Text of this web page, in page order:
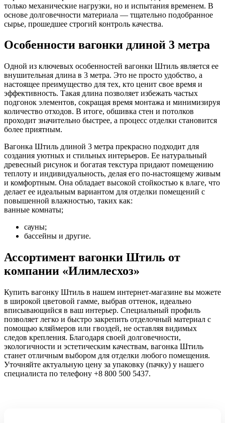
только механические нагрузки, но и испытания временем. В
основе долговечности материала — тщательно подобранное
сырье, прошедшее строгий контроль качества.
Особенности вагонки длиной 3 метра
Одной из ключевых особенностей вагонки Штиль является ее
внушительная длина в 3 метра. Это не просто удобство, а
настоящее преимущество для тех, кто ценит свое время и
эффективность. Такая длина позволяет избежать частых
подгонок элементов, сокращая время монтажа и минимизируя
количество отходов. В итоге, обшивка стен и потолков
проходит значительно быстрее, а процесс отделки становится
более приятным.
Вагонка Штиль длиной 3 метра прекрасно подходит для
создания уютных и стильных интерьеров. Ее натуральный
древесный рисунок и богатая текстура придают помещению
теплоту и индивидуальность, делая его по-настоящему живым
и комфортным. Она обладает высокой стойкостью к влаге, что
делает ее идеальным вариантом для отделки помещений с
повышенной влажностью, таких как:
ванные комнаты;
сауны;
бассейны и другие.
Ассортимент вагонки Штиль от
компании «Илимлесхоз»
Купить вагонку Штиль в нашем интернет-магазине вы можете
в широкой цветовой гамме, выбрав оттенок, идеально
вписывающийся в ваш интерьер. Специальный профиль
позволяет легко и быстро закрепить отделочный материал с
помощью кляймеров или гвоздей, не оставляя видимых
следов крепления. Благодаря своей долговечности,
экологичности и эстетическим качествам, вагонка Штиль
станет отличным выбором для отделки любого помещения.
Уточняйте актуальную цену за упаковку (пачку) у нашего
специалиста по телефону +8 800 500 5437.